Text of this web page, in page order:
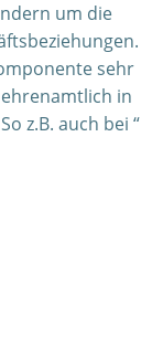
um die
sehr
in
z.B. auch bei “